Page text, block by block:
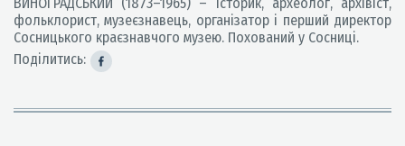
фольклорист, музеєзнавець, організатор і перший директор
Сосницького краєзнавчого музею. Похований у Сосниці.
Поділитись: